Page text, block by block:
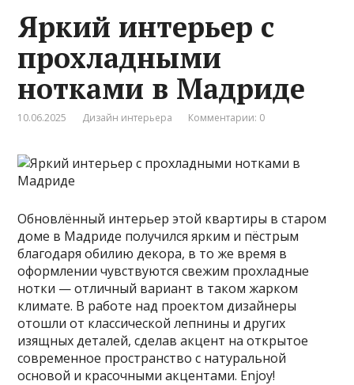
Яркий интерьер с
прохладными
нотками в Мадриде
10.06.2025 Дизайн интерьера Комментарии: 0
Обновлённый интерьер этой квартиры в старом
доме в Мадриде получился ярким и пёстрым
благодаря обилию декора, в то же время в
оформлении чувствуются свежим прохладные
нотки — отличный вариант в таком жарком
климате. В работе над проектом дизайнеры
отошли от классической лепнины и других
изящных деталей, сделав акцент на открытое
современное пространство с натуральной
основой и красочными акцентами. Enjoy!